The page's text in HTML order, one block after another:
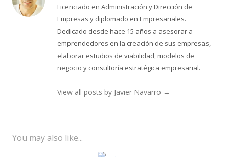
Licenciado en Administración y Dirección de
Empresas y diplomado en Empresariales.
Dedicado desde hace 15 años a asesorar a
emprendedores en la creación de sus empresas,
elaborar estudios de viabilidad, modelos de
negocio y consultoría estratégica empresarial.
View all posts by Javier Navarro →
You may also like...